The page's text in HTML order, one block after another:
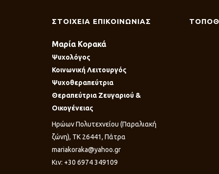
ΣΤΟΙΧΕΙΑ ΕΠΙΚΟΙΝΩΝΙΑΣ
Μαρία Κορακά
Ψυχολόγος
Κοινωνική Λειτουργός
Ψυχοθεραπεύτρια
Θεραπεύτρια Ζευγαριού &
Οικογένειας
Ηρώων Πολυτεχνείου (Παραλιακή
ζώνη), ΤΚ 26441, Πάτρα
mariakoraka@yahoo.gr
Κιν: +30 6974 349109